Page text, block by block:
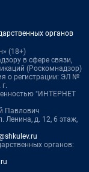
органов
(18+)
в сфере связи,
(Роскомнадзор)
о регистрации: ЭЛ №
"ИНТЕРНЕТ
Павлович
Ленина, д. 12, 6 этаж,
органов: